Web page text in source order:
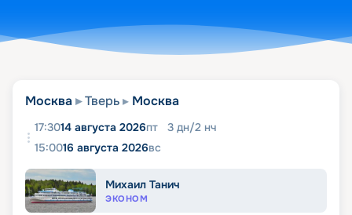
Москва Тверь Москва
17:3014 августа 2026пт 3 дн/2 нч
15:0016 августа 2026вс
Михаил Танич
ЭКОНОМ